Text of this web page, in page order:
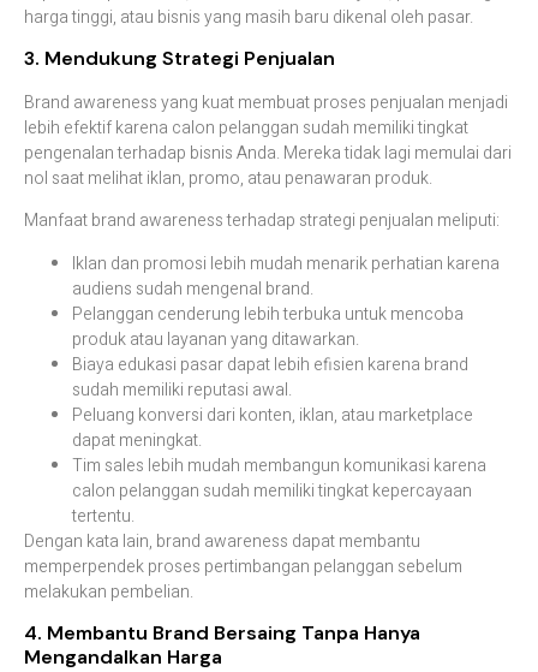
harga tinggi, atau bisnis yang masih baru dikenal oleh pasar.
3. Mendukung Strategi Penjualan
Brand awareness yang kuat membuat proses penjualan menjadi
lebih efektif karena calon pelanggan sudah memiliki tingkat
pengenalan terhadap bisnis Anda. Mereka tidak lagi memulai dari
nol saat melihat iklan, promo, atau penawaran produk.
Manfaat brand awareness terhadap strategi penjualan meliputi:
Iklan dan promosi lebih mudah menarik perhatian karena
audiens sudah mengenal brand.
Pelanggan cenderung lebih terbuka untuk mencoba
produk atau layanan yang ditawarkan.
Biaya edukasi pasar dapat lebih efisien karena brand
sudah memiliki reputasi awal.
Peluang konversi dari konten, iklan, atau marketplace
dapat meningkat.
Tim sales lebih mudah membangun komunikasi karena
calon pelanggan sudah memiliki tingkat kepercayaan
tertentu.
Dengan kata lain, brand awareness dapat membantu
memperpendek proses pertimbangan pelanggan sebelum
melakukan pembelian.
4. Membantu Brand Bersaing Tanpa Hanya
Mengandalkan Harga